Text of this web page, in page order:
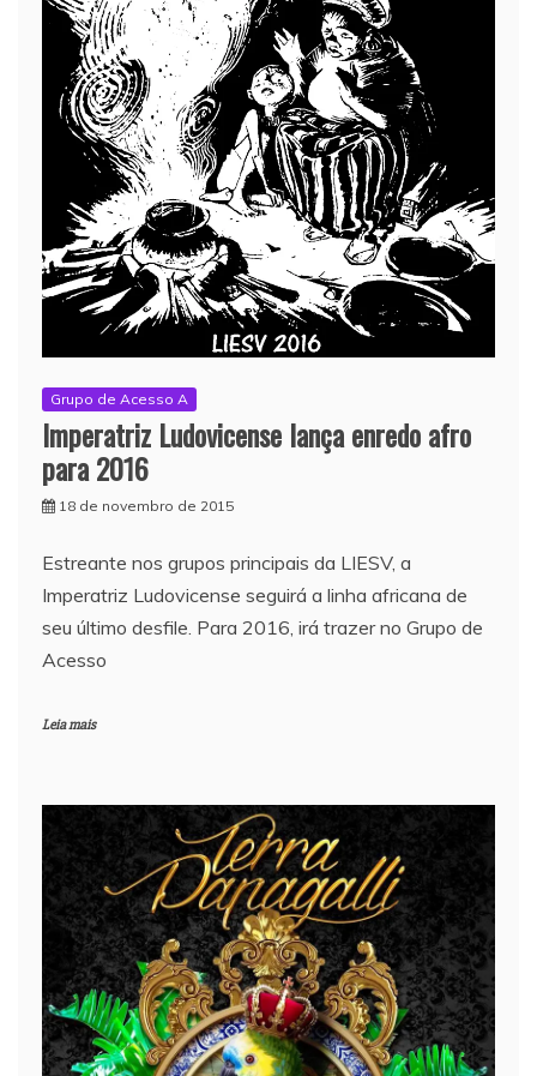
Grupo de Acesso A
Imperatriz Ludovicense lança enredo afro
para 2016
18 de novembro de 2015
Estreante nos grupos principais da LIESV, a
Imperatriz Ludovicense seguirá a linha africana de
seu último desfile. Para 2016, irá trazer no Grupo de
Acesso
Leia mais